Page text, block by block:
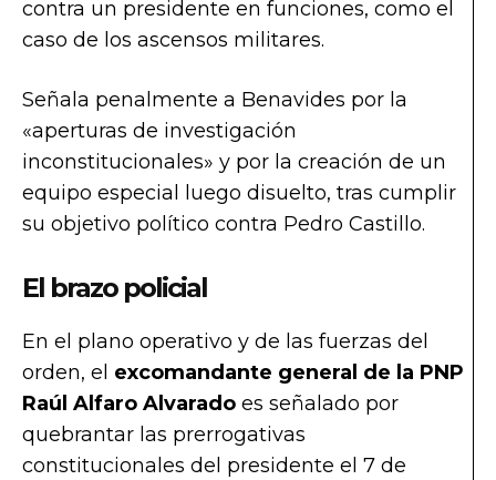
contra un presidente en funciones, como el
caso de los ascensos militares.
Señala penalmente a Benavides por la
«aperturas de investigación
inconstitucionales» y por la creación de un
equipo especial luego disuelto, tras cumplir
su objetivo político contra Pedro Castillo.
El brazo policial
En el plano operativo y de las fuerzas del
orden, el excomandante general de la PNP
Raúl Alfaro Alvarado es señalado por
quebrantar las prerrogativas
constitucionales del presidente el 7 de